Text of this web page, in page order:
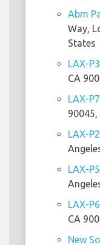
Abm
Way,
States
LAX-P3
CA
LAX-P7
LAX-
LAX-P5
LAX-P6
CA
New